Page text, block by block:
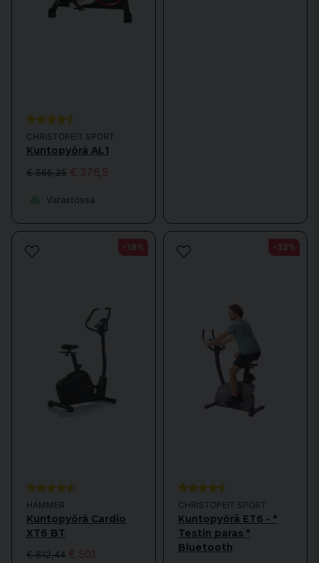
Osta itsellesi sopivin pyörä
Sporttemalla on laaja valikoima erilaisia malleja ja vaihtoehtoja, joten
jotka haluavat silti treenata jalkojen lihaksia. Yksinkertaiset kuntopyörät
sopivat parhaiten niille, jotka haluavat aloittaa kuntopyöräilyn tai joilla ei
yksinkertaisesti ole tilaa edistyneemmälle mallille. Taitettava kuntopyörä
helpottaa esimerkiksi laitteen pois laittamista, kun olet lopettanut
tärkeimmät toiminnot. Jotkut mallit voidaan myös yhdistää Android- tai
Apple-tablet-tietokoneeseen KinoMap- tai Swift-sovellusten avulla.
CHRISTOPEIT SPORT
Kuntopyörä AL1
€ 565,25 € 376,5
Varastossa
HAMMER
Kuntopyörä Cardio
XT6 BT
€ 612,44 € 501
-18%
CHRISTOPEIT SPORT
Kuntopyörä ET6 - *
Testin paras *
Bluetooth
-32%